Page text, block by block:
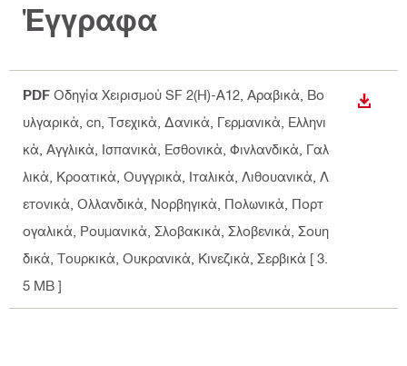
Έγγραφα
PDF Οδηγία Χειρισμού SF 2(H)-A12 , Αραβικά, Βο
υλγαρικά, cn, Τσεχικά, Δανικά, Γερμανικά, Ελληνι
κά, Αγγλικά, Ισπανικά, Εσθονικά, Φινλανδικά, Γαλ
λικά, Κροατικά, Ουγγρικά, Ιταλικά, Λιθουανικά, Λ
ετονικά, Ολλανδικά, Νορβηγικά, Πολωνικά, Πορτ
ογαλικά, Ρουμανικά, Σλοβακικά, Σλοβενικά, Σουη
δικά, Τουρκικά, Ουκρανικά, Κινεζικά, Σερβικά [ 3.
5 MB ]
ΛΉΨΗ